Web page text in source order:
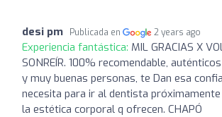
desi pm Publicada en 2 years ago
Experiencia fantástica: MIL GRACIAS X
SONREÍR. 100% recomendable,
y muy buenas personas, te Dan esa
necesita para ir al dentista
la estética corporal q ofrecen. CHAPÓ